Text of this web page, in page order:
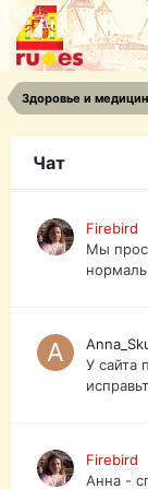
Здоровье и
Чат
Firebird
Друзья
Firebird
Мы
У сайта
Firebird
Анна -